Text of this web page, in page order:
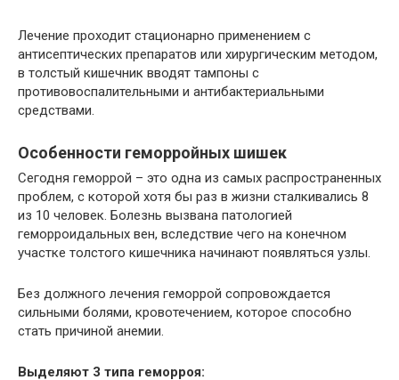
Лечение проходит стационарно применением с
антисептических препаратов или хирургическим методом,
в толстый кишечник вводят тампоны с
противовоспалительными и антибактериальными
средствами.
Особенности геморройных шишек
Сегодня геморрой – это одна из самых распространенных
проблем, с которой хотя бы раз в жизни сталкивались 8
из 10 человек. Болезнь вызвана патологией
геморроидальных вен, вследствие чего на конечном
участке толстого кишечника начинают появляться узлы.
Без должного лечения геморрой сопровождается
сильными болями, кровотечением, которое способно
стать причиной анемии.
Выделяют 3 типа геморроя: